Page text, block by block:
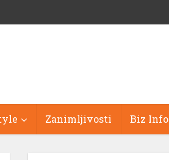
Zanimljivosti Biz Info